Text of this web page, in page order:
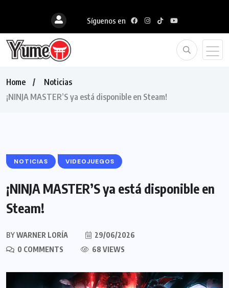
Síguenos en
Home
Noticias
¡NINJA MASTER’S ya está disponible en Steam!
NOTICIAS VIDEOJUEGOS
¡NINJA MASTER’S ya está disponible en
Steam!
BYWARNER LORÍA
29/06/2026
0 COMMENTS
68 VIEWS